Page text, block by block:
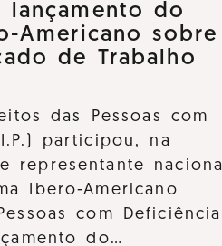
lançamento do
Americano sobre
de Trabalho
das Pessoas com
participou, na
representante nacional
Ibero-Americano
com Deficiência
do…